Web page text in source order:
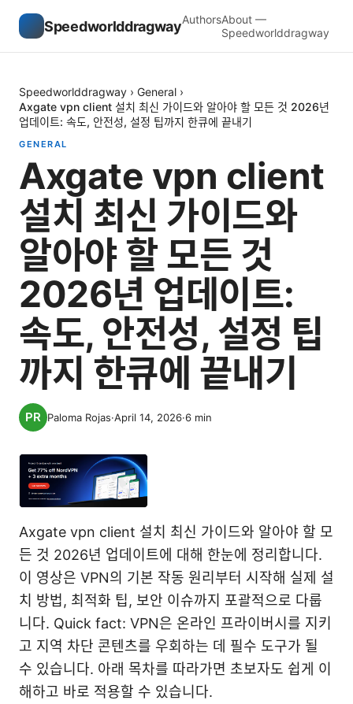
SpeedworlddragwayAuthorsAbout —
Speedworlddragway
Speedworlddragway › General ›
Axgate vpn client 설치 최신 가이드와 알아야 할 모든 것 2026년
업데이트: 속도, 안전성, 설정 팁까지 한큐에 끝내기
GENERAL
Axgate vpn client
설치 최신 가이드와
알아야 할 모든 것
2026년 업데이트:
속도, 안전성, 설정 팁
까지 한큐에 끝내기
Paloma Rojas·April 14, 2026·6 min
Axgate vpn client 설치 최신 가이드와 알아야 할 모
든 것 2026년 업데이트에 대해 한눈에 정리합니다.
이 영상은 VPN의 기본 작동 원리부터 시작해 실제 설
치 방법, 최적화 팁, 보안 이슈까지 포괄적으로 다룹
니다. Quick fact: VPN은 온라인 프라이버시를 지키
고 지역 차단 콘텐츠를 우회하는 데 필수 도구가 될
수 있습니다. 아래 목차를 따라가면 초보자도 쉽게 이
해하고 바로 적용할 수 있습니다.